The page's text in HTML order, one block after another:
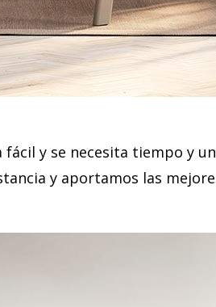
y se necesita tiempo y
y aportamos las